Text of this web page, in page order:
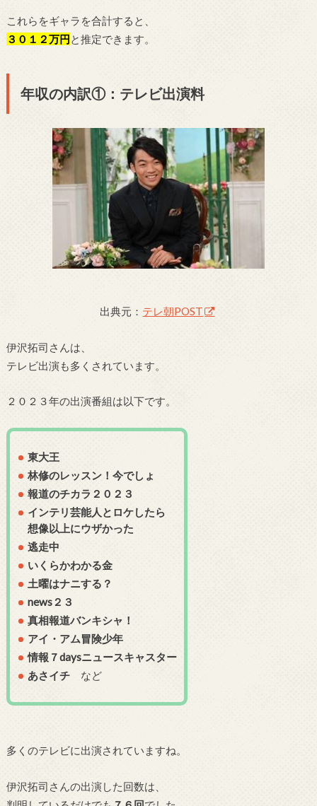
これらをギャラを合計すると、
３０１２万円と推定できます。
年収の内訳①：テレビ出演料
出典元： テレ朝POST
伊沢拓司さんは、
テレビ出演も多くされています。
２０２３年の出演番組は以下です。
東大王
林修のレッスン！今でしょ
報道のチカラ２０２３
インテリ芸能人とロケしたら
想像以上にウザかった
逃走中
いくらかわかる金
土曜はナニする？
news２３
真相報道バンキシャ！
アイ・アム冒険少年
情報７daysニュースキャスター
あさイチ など
多くのテレビに出演されていますね。
伊沢拓司さんの出演した回数は、